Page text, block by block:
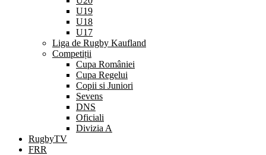
U19
U18
U17
Liga de Rugby Kaufland
Competiții
Cupa României
Cupa Regelui
Copii si Juniori
Sevens
DNS
Oficiali
Divizia A
RugbyTV
FRR